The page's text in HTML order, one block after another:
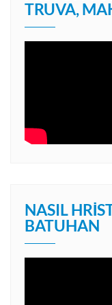
TRUVA,
NASIL
BATUHAN